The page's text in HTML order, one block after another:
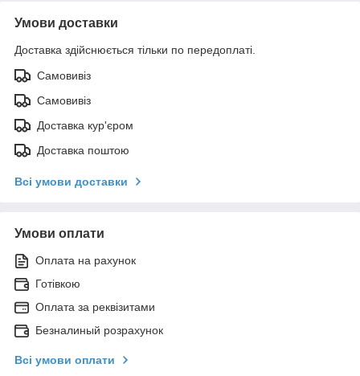
Умови доставки
Доставка здійснюється тільки по передоплаті.
Самовивіз
Самовивіз
Доставка кур'єром
Доставка поштою
Всі умови доставки
Умови оплати
Оплата на рахунок
Готівкою
Оплата за реквізитами
Безналиный розрахунок
Всі умови оплати